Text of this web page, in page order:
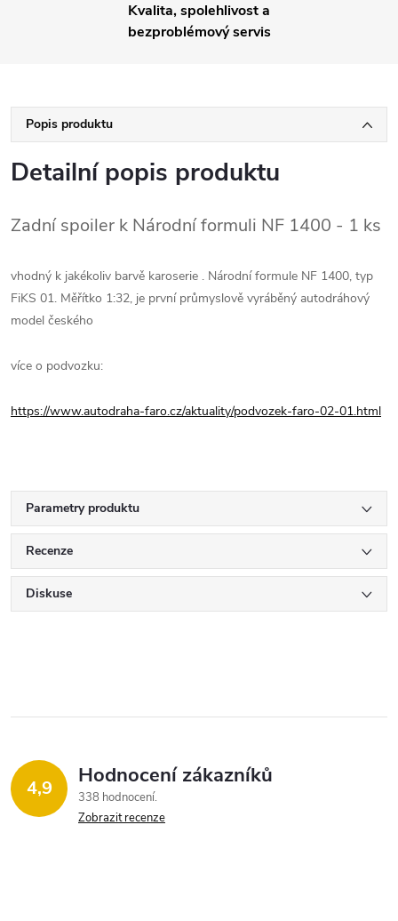
Kvalita, spolehlivost a
bezproblémový servis
Popis produktu
Detailní popis produktu
Zadní spoiler k Národní formuli NF 1400 - 1 ks
vhodný k jakékoliv barvě karoserie . Národní formule NF 1400, typ
FiKS 01. Měřítko 1:32, je první průmyslově vyráběný autodráhový
model českého
více o podvozku:
https://www.autodraha-faro.cz/aktuality/podvozek-faro-02-01.html
Parametry produktu
Recenze
Diskuse
4,9 Hodnocení zákazníků
338 hodnocení
Zobrazit recenze